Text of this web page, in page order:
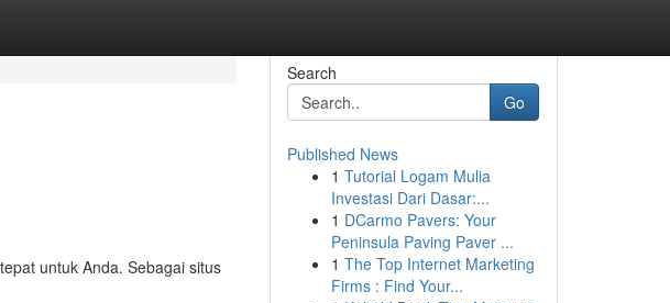
untuk Anda. Sebagai situs
Search
Go
Published News
1 Tutorial Logam Mulia
Investasi Dari Dasar:...
1 DCarmo Pavers: Your
Peninsula Paving Paver ...
1 The Top Internet Marketing
Firms : Find Your...